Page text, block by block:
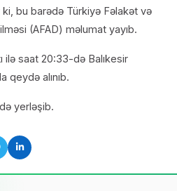
bu barədə Türkiyə Fəlakət və
(AFAD) məlumat yayıb.
ilə saat 20:33-də Balıkesir
qeydə alınıb.
yerləşib.